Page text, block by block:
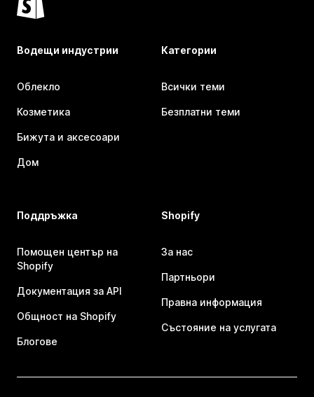
Водещи индустрии
Облекло
Козметика
Бижута и аксесоари
Дом
Категории
Всички теми
Безплатни теми
Поддръжка
Помощен център на
Shopify
Документация за API
Общност на Shopify
Блогове
Shopify
За нас
Партньори
Правна информация
Състояние на услугата